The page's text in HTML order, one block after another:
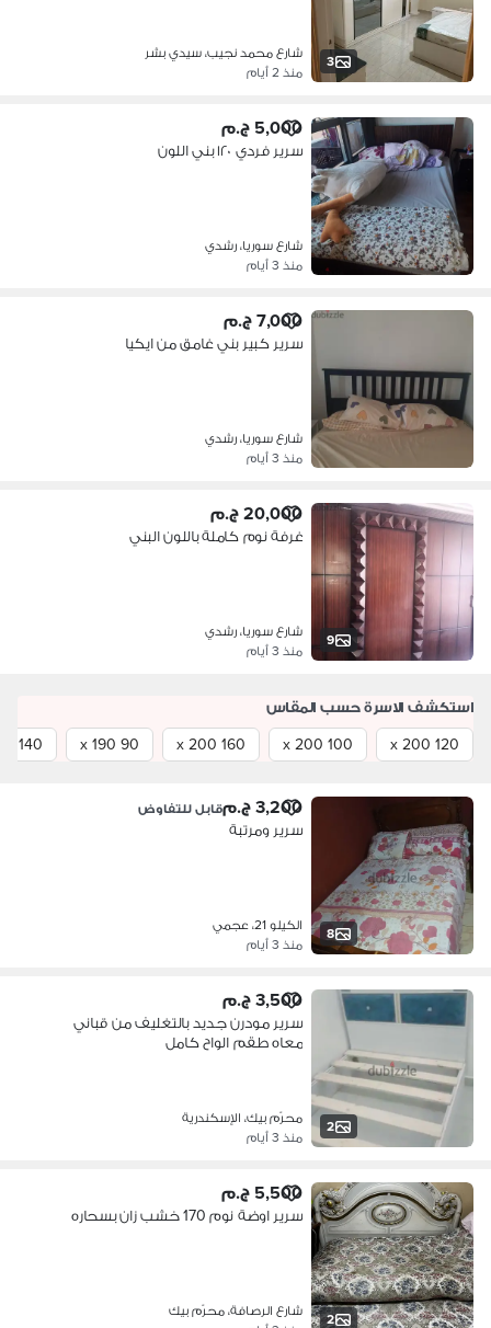
3
شارع محمد نجيب، سيدي بشر
منذ 2 أيام
5,000 ج.م
سرير فردي ١٢٠ بني اللون
شارع سوريا، رشدي
منذ 3 أيام
7,000 ج.م
سرير كبير بني غامق من ايكيا
شارع سوريا، رشدي
منذ 3 أيام
9
20,000 ج.م
غرفة نوم كاملة باللون البني
شارع سوريا، رشدي
منذ 3 أيام
استكشف الاسرة حسب المقاس
120 x 200
100 x 200
160 x 200
90 x 190
140 x 200
8
3,200 ج.م قابل للتفاوض
سرير ومرتبة
الكيلو 21، عجمي
منذ 3 أيام
2
3,500 ج.م
سرير مودرن جديد بالتغليف من قباني
معاه طقم الواح كامل
محرّم بيك، الإسكندرية
منذ 3 أيام
2
5,500 ج.م
سرير اوضة نوم 170 خشب زان بسحاره
شارع الرصافة، محرّم بيك